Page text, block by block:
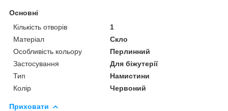
Основні
Кількість отворів
1
Матеріал
Скло
Особливість кольору
Перлинний
Застосування
Для біжутерії
Тип
Намистини
Колір
Червоний
Приховати